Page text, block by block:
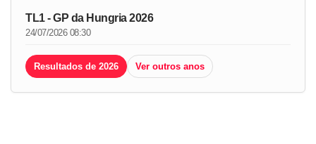
TL1 - GP da Hungria 2026
24/07/2026 08:30
Resultados de 2026 Ver outros anos